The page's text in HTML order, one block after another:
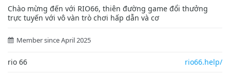
Chào mừng đến với RIO66, thiên đường game đổi thưởng
trực tuyến với vô vàn trò chơi hấp dẫn và cơ
Member since April 2025
rio 66 rio66.help/